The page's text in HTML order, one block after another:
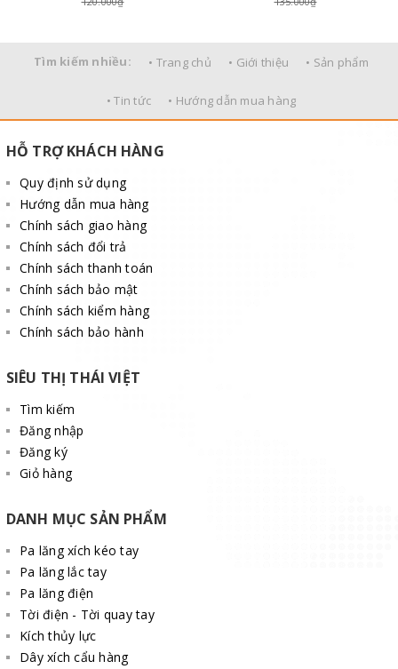
Tìm kiếm nhiều: • Trang chủ • Giới thiệu • Sản phẩm
• Tin tức • Hướng dẫn mua hàng
HỖ TRỢ KHÁCH HÀNG
Quy định sử dụng
Hướng dẫn mua hàng
Chính sách giao hàng
Chính sách đổi trả
Chính sách thanh toán
Chính sách bảo mật
Chính sách kiểm hàng
Chính sách bảo hành
SIÊU THỊ THÁI VIỆT
Tìm kiếm
Đăng nhập
Đăng ký
Giỏ hàng
DANH MỤC SẢN PHẨM
Pa lăng xích kéo tay
Pa lăng lắc tay
Pa lăng điện
Tời điện - Tời quay tay
Kích thủy lực
Dây xích cẩu hàng